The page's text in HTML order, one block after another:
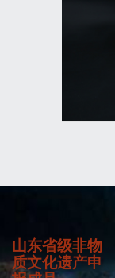
山东省级非物
质文化遗产申